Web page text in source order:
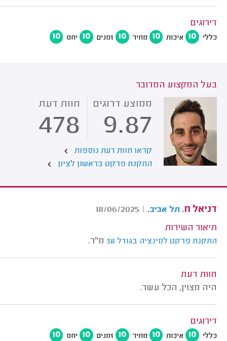
דירוגים
כללי 10 איכות 10 מחיר 10 זמנים 10 יחס 10
בעל המקצוע המדובר
ממוצע דרוגים
9.87
חוות דעת
478
קראו חוות דעת נוספות
התקנת פרקט בראשון לציון
דניאל ח. תל אביב.
|
18/06/2025
תיאור השירות
התקנת פרקט למינציה בגודל 38 מ"ר.
חוות דעת
היה מצוין, הכל עשר.
דירוגים
כללי 10 איכות 10 מחיר 10 זמנים 10 יחס 10